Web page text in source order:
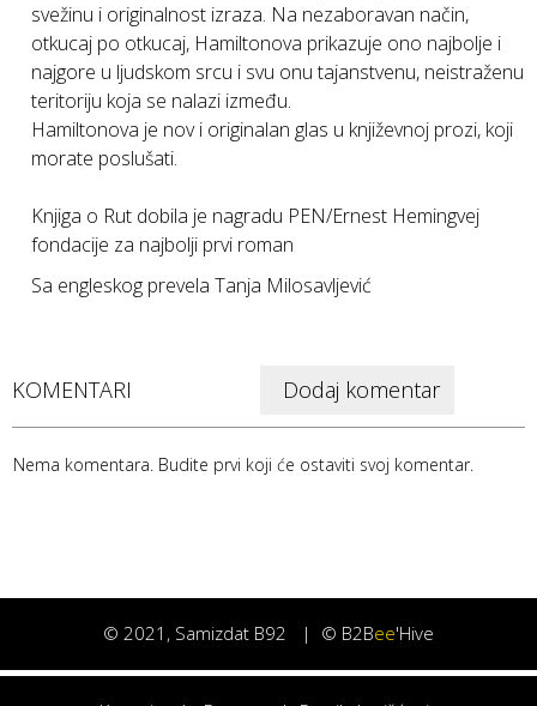
svežinu i originalnost izraza. Na nezaboravan način,
otkucaj po otkucaj, Hamiltonova prikazuje ono najbolje i
najgore u ljudskom srcu i svu onu tajanstvenu, neistraženu
teritoriju koja se nalazi između.
Hamiltonova je nov i originalan glas u književnoj prozi, koji
morate poslušati.
Knjiga o Rut dobila je nagradu PEN/Ernest Hemingvej
fondacije za najbolji prvi roman
Sa engleskog prevela Tanja Milosavljević
KOMENTARI Dodaj komentar
Nema komentara. Budite prvi koji će ostaviti svoj komentar.
© 2021 , Samizdat B92 | © B2Bee'Hive